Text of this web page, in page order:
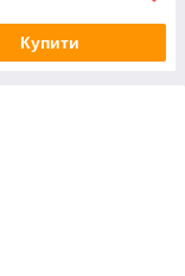
Купити